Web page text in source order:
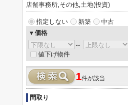
店舗事務所,その他,土地(投資)
指定しない 新築
中古
▼価格
～
値下げ物件
1件が該当
間取り